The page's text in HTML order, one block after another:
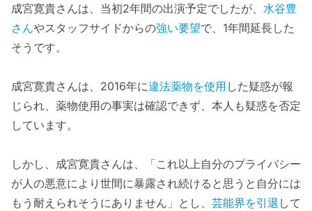
成宮寛貴さんは、当初2年間の出演予定でしたが、 水谷豊
さんやスタッフサイドからの強い要望で、1年間延長した
そうです。
成宮寛貴さんは、2016年に違法薬物を使用 した疑惑が報
じられ、薬物使用の事実は確認できず、本人も疑惑を否定
しています。
しかし、成宮寛貴さんは、「これ以上自分のプライバシー
が人の悪意により世間に暴露され続けると思うと自分には
もう耐えられそうにありません」とし、 芸能界を引退 して